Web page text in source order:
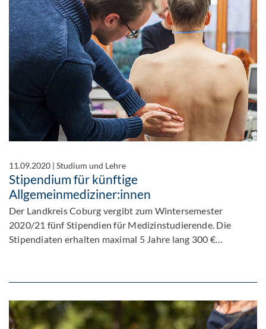
11.09.2020 |Studium und Lehre
Stipendium für künftige
Allgemeinmediziner:innen
Der Landkreis Coburg vergibt zum Wintersemester
2020/21 fünf Stipendien für Medizinstudierende. Die
Stipendiaten erhalten maximal 5 Jahre lang 300 €…